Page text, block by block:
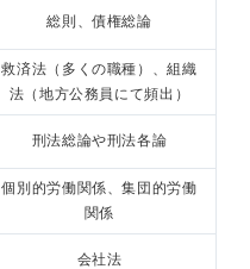
総則、債権総論
救済法（多くの職種）、組織
法（地方公務員にて頻出）
刑法総論や刑法各論
個別的労働関係、集団的労働
関係
会社法